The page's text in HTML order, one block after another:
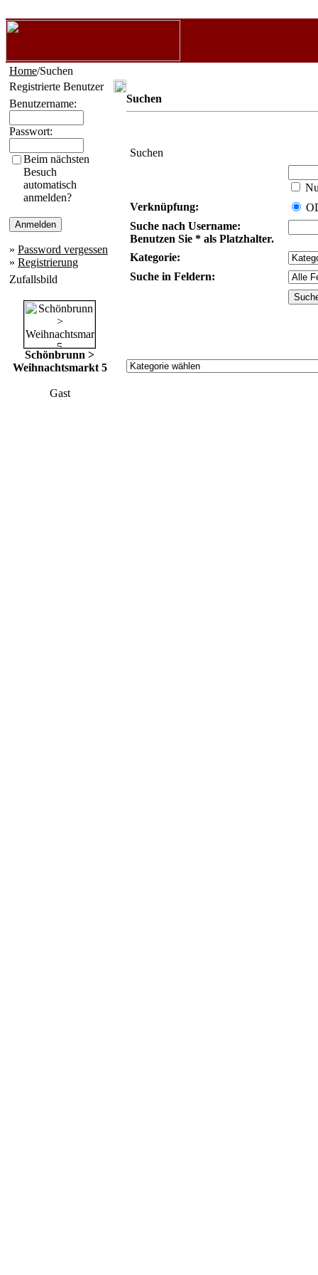
Home/Suchen
Registrierte Benutzer
Benutzername:
Passwort:
Beim nächsten
Besuch
automatisch
anmelden?
» Password vergessen
» Registrierung
Zufallsbild
Schönbrunn >
Weihnachtsmarkt 5
Gast
Suchen
Suchen
Verknüpfung:
Suche nach Username:
Benutzen Sie * als Platzhalter.
Kategorie:
Suche in Feldern: